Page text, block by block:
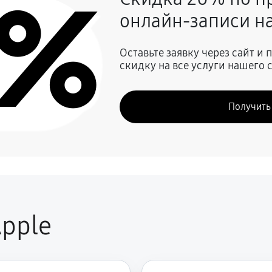
онлайн-записи
Оставьте заявку через сайт
скидку на все услуги нашего